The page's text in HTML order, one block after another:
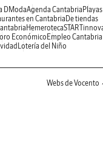
DModaAgenda Cantabria Playas
en Cantabria De tiendas
Hemeroteca
Económico Empleo Cantabria
Lotería del Niño
Webs de Vocento